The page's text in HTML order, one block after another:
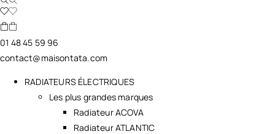
01 48 45 59 96
contact@maisontata.com
RADIATEURS ÉLECTRIQUES
Les plus grandes marques
Radiateur ACOVA
Radiateur ATLANTIC